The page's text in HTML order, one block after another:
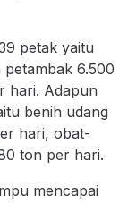
petak yaitu
6.500
hari. Adapun
benih udang
hari, obat-
ton per hari.
mencapai